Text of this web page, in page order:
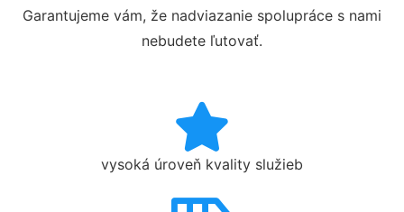
Garantujeme vám, že nadviazanie spolupráce s nami
nebudete ľutovať.
vysoká úroveň kvality služieb